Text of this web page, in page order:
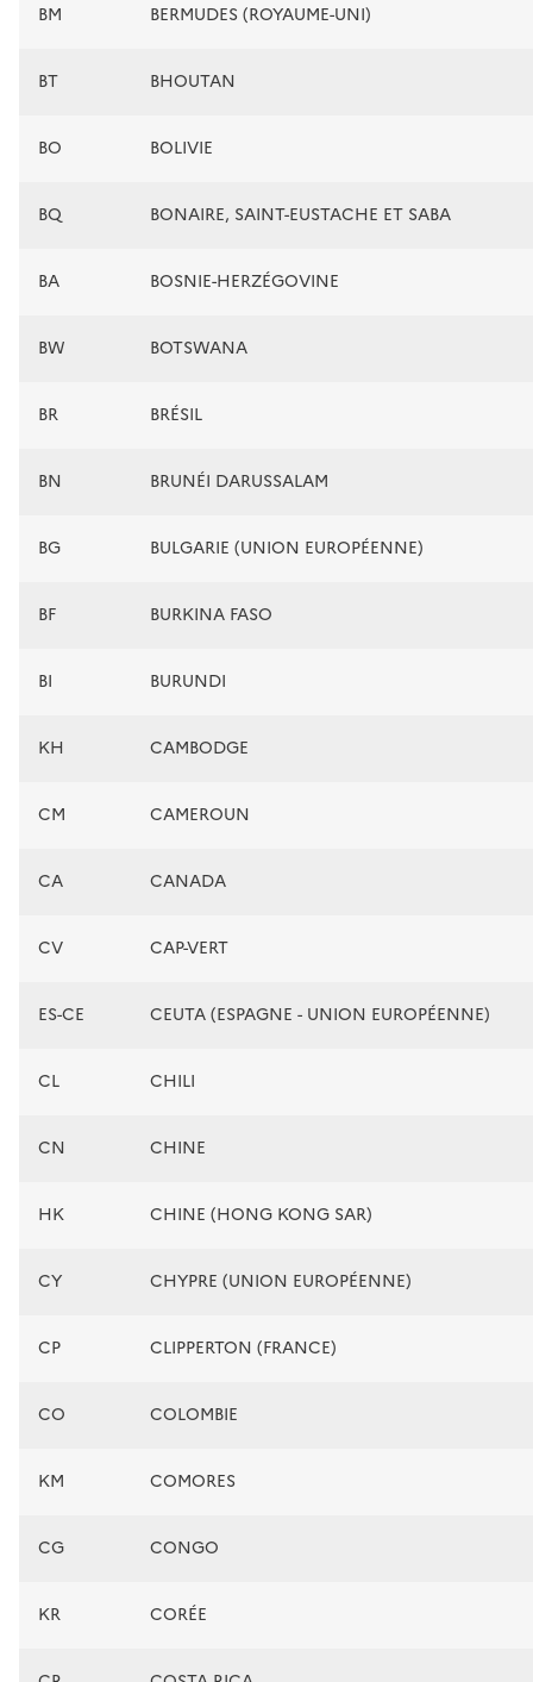
BM BERMUDES (ROYAUME-UNI)
BT BHOUTAN
BO BOLIVIE
BQ BONAIRE, SAINT-EUSTACHE ET SABA
BA BOSNIE-HERZÉGOVINE
BW BOTSWANA
BR BRÉSIL
BN BRUNÉI DARUSSALAM
BG BULGARIE (UNION EUROPÉENNE)
BF BURKINA FASO
BI BURUNDI
KH CAMBODGE
CM CAMEROUN
CA CANADA
CV CAP-VERT
ES-CE CEUTA (ESPAGNE - UNION EUROPÉENNE)
CL CHILI
CN CHINE
HK CHINE (HONG KONG SAR)
CY CHYPRE (UNION EUROPÉENNE)
CP CLIPPERTON (FRANCE)
CO COLOMBIE
KM COMORES
CG CONGO
KR CORÉE